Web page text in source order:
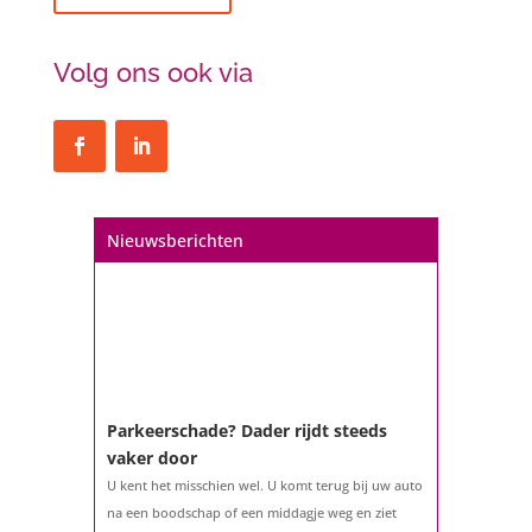
Volg ons ook via
Nieuwsberichten
Parkeerschade? Dader rijdt steeds
vaker door
U kent het misschien wel. U komt terug bij uw auto
na een boodschap of een middagje weg en ziet